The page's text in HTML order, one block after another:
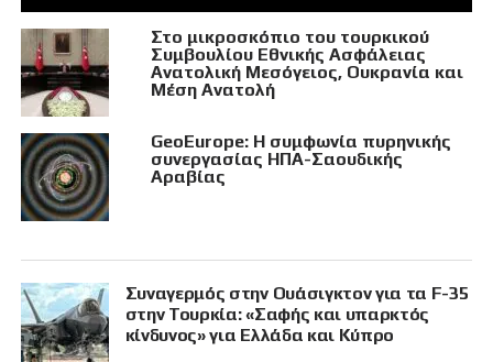
Στο μικροσκόπιο του τουρκικού
Συμβουλίου Εθνικής Ασφάλειας
Ανατολική Μεσόγειος, Ουκρανία και
Μέση Ανατολή
GeoEurope: Η συμφωνία πυρηνικής
συνεργασίας ΗΠΑ-Σαουδικής
Αραβίας
Συναγερμός στην Ουάσιγκτον για τα F-35
στην Τουρκία: «Σαφής και υπαρκτός
κίνδυνος» για Ελλάδα και Κύπρο